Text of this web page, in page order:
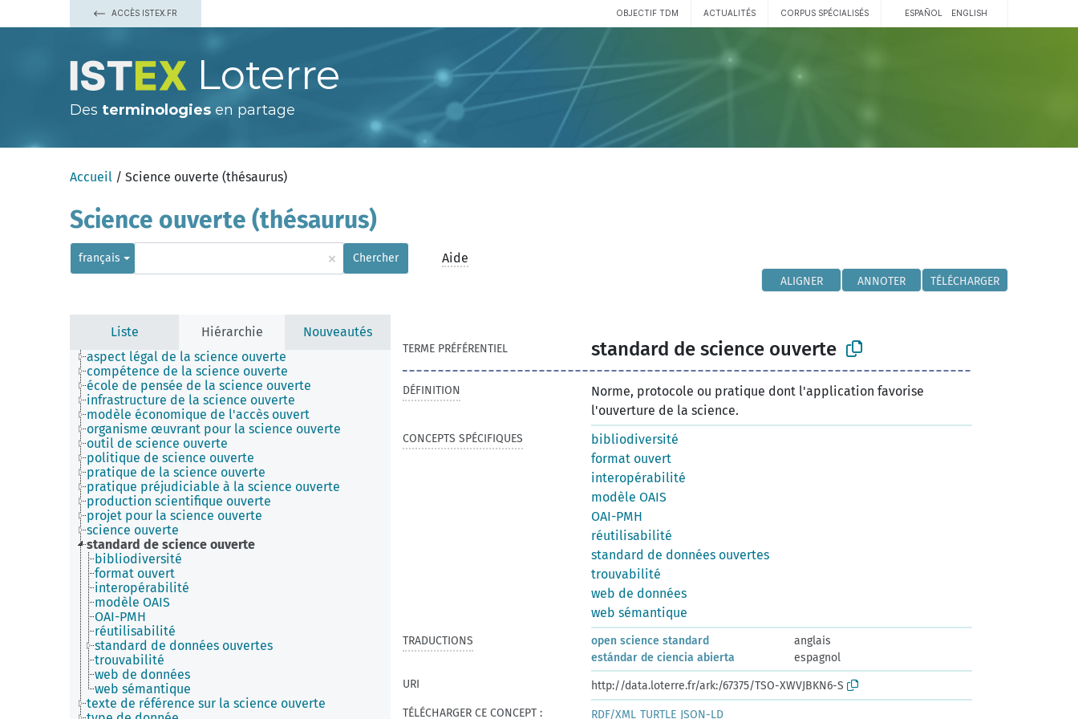
ACCÈS ISTEX.FR OBJECTIF TDM ACTUALITÉS CORPUS SPÉCIALISÉS ESPAÑOL ENGLISH
Loterre
Des terminologies en partage
Accueil / Science ouverte (thésaurus)
Science ouverte (thésaurus)
français × Chercher Aide
ALIGNER ANNOTER TÉLÉCHARGER
Liste Hiérarchie
Nouveautés
aspect légal de la science ouverte
compétence de la science ouverte
école de pensée de la science ouverte
infrastructure de la science ouverte
modèle économique de l'accès ouvert
organisme œuvrant pour la science ouverte
outil de science ouverte
politique de science ouverte
pratique de la science ouverte
pratique préjudiciable à la science ouverte
production scientifique ouverte
projet pour la science ouverte
science ouverte
standard de science ouverte
bibliodiversité
format ouvert
interopérabilité
modèle OAIS
OAI-PMH
réutilisabilité
standard de données ouvertes
trouvabilité
web de données
web sémantique
texte de référence sur la science ouverte
TERME PRÉFÉRENTIEL standard de science ouverte
DÉFINITION
Norme, protocole ou pratique dont l'application favorise
l'ouverture de la science.
CONCEPTS SPÉCIFIQUES
bibliodiversité
format ouvert
interopérabilité
modèle OAIS
OAI-PMH
réutilisabilité
standard de données ouvertes
trouvabilité
web de données
web sémantique
TRADUCTIONS open science standard
anglais
estándar de ciencia abierta
espagnol
URI
http://data.loterre.fr/ark:/67375/TSO-XWVJBKN6-S
TÉLÉCHARGER CE CONCEPT :
RDF/XML TURTLE JSON-LD